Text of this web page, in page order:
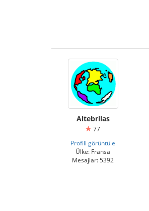
Altebrilas
77
Profili görüntüle
Ülke: Fransa
Mesajlar: 5392